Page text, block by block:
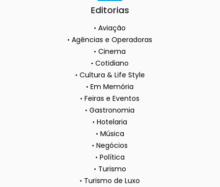
Editorias
Aviação
Agências e Operadoras
Cinema
Cotidiano
Cultura & Life Style
Em Memória
Feiras e Eventos
Gastronomia
Hotelaria
Música
Negócios
Política
Turismo
Turismo de Luxo